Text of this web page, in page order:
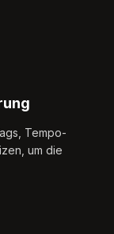
Tempo-
um die